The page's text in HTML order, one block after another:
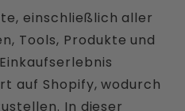
einschließlich aller
Tools, Produkte und
auf Shopify, wodurch
In dieser